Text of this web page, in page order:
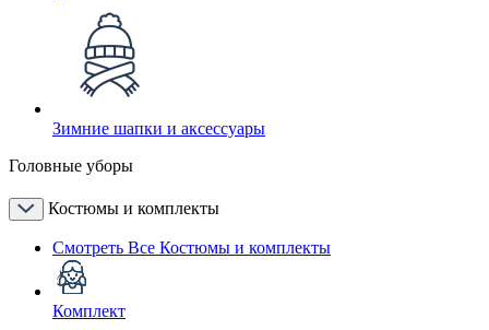
Зимние шапки и аксессуары
Головные уборы
Костюмы и комплекты
Смотреть Все Костюмы и комплекты
Комплект